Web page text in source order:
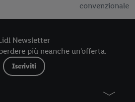
convenzionale
Newsletter
più neanche un'offerta.
Iscriviti